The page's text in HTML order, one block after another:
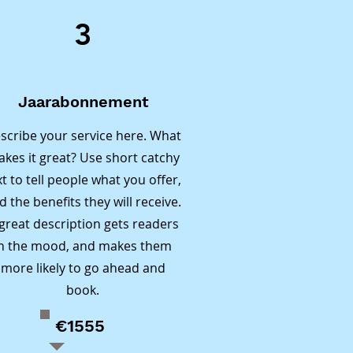
waarin
kan
te
niet
van
3
Jaarabonnement
your service here. What
it great? Use short catchy
to tell people what you offer,
the benefits they will receive.
description gets readers
the mood, and makes them
more likely to go ahead and
book.
€1555